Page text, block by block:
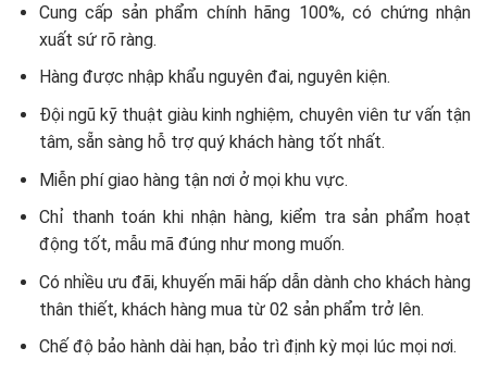
Cung cấp sản phẩm chính hãng 100%, có chứng nhận
xuất sứ rõ ràng.
Hàng được nhập khẩu nguyên đai, nguyên kiện.
Đội ngũ kỹ thuật giàu kinh nghiệm, chuyên viên tư vấn tận
tâm, sẵn sàng hỗ trợ quý khách hàng tốt nhất.
Miễn phí giao hàng tận nơi ở mọi khu vực.
Chỉ thanh toán khi nhận hàng, kiểm tra sản phẩm hoạt
động tốt, mẫu mã đúng như mong muốn.
Có nhiều ưu đãi, khuyến mãi hấp dẫn dành cho khách hàng
thân thiết, khách hàng mua từ 02 sản phẩm trở lên.
Chế độ bảo hành dài hạn, bảo trì định kỳ mọi lúc mọi nơi.